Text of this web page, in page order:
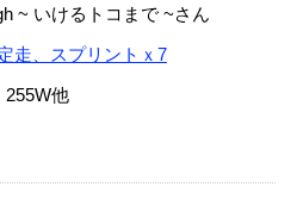
~ いけるトコまで ~さん
走、スプリントｘ7
255W他